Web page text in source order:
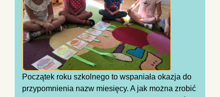
Początek roku szkolnego to wspaniała okazja do
przypomnienia nazw miesięcy. A jak można zrobić